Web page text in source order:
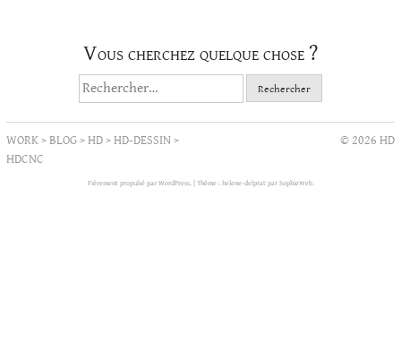
Vous cherchez quelque chose ?
Rechercher :
WORK>BLOG>HD>HD-DESSIN>
HDCNC
© 2026 HD
Fièrement propulsé par WordPress. Thème : helene-delprat par SophieWeb.